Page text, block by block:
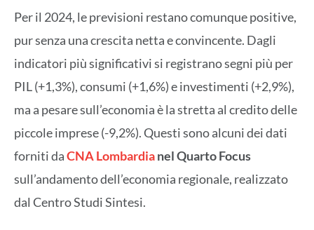
Per il 2024, le previsioni restano comunque positive,
pur senza una crescita netta e convincente. Dagli
indicatori più significativi si registrano segni più per
PIL (+1,3%), consumi (+1,6%) e investimenti (+2,9%),
ma a pesare sull’economia è la stretta al credito delle
piccole imprese (-9,2%). Questi sono alcuni dei dati
forniti daCNA Lombardianel Quarto Focus
sull’andamento dell’economia regionale, realizzato
dal Centro Studi Sintesi.